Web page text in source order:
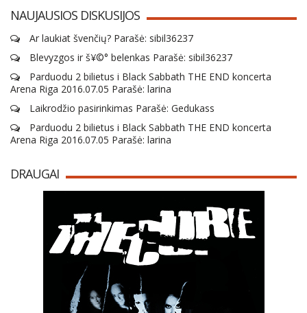
NAUJAUSIOS DISKUSIJOS
Ar laukiat švenčių? Parašė: sibil36237
Blevyzgos ir š¥©° belenkas Parašė: sibil36237
Parduodu 2 bilietus i Black Sabbath THE END koncerta
Arena Riga 2016.07.05 Parašė: larina
Laikrodžio pasirinkimas Parašė: Gedukass
Parduodu 2 bilietus i Black Sabbath THE END koncerta
Arena Riga 2016.07.05 Parašė: larina
DRAUGAI